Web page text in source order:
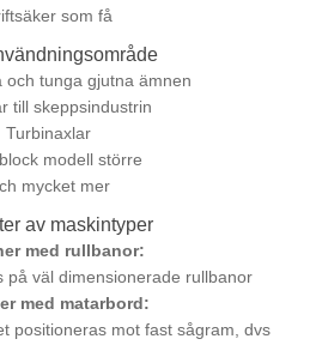
som få
och tunga gjutna ämnen
till skeppsindustrin
Turbinaxlar
modell större
mycket mer
av maskintyper
med rullbanor:
på väl dimensionerade rullbanor
med matarbord:
positioneras mot fast sågram, dvs